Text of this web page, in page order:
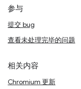
参与
提交 bug
查看未处理完毕的问题
相关内容
Chromium 更新